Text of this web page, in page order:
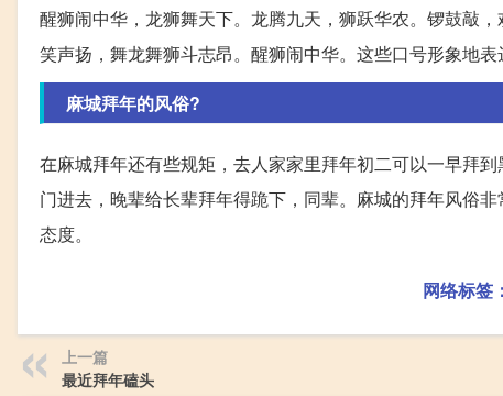
醒狮闹中华，龙狮舞天下。龙腾九天，狮跃华农。锣鼓敲
笑声扬，舞龙舞狮斗志昂。醒狮闹中华。这些口号形象地
麻城拜年的风俗?
在麻城拜年还有些规矩，去人家家里拜年初二可以一早拜
门进去，晚辈给长辈拜年得跪下，同辈。麻城的拜年风俗
态度。
网络标签：
上一篇
最近拜年磕头